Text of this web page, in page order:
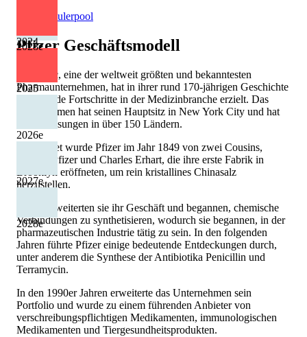
2028e
2024
2025
2026e
2027e
2028e
Quelle: Eulerpool
Pfizer Geschäftsmodell
Pfizer Inc, eine der weltweit größten und bekanntesten
Pharmaunternehmen, hat in ihrer rund 170-jährigen Geschichte
bedeutende Fortschritte in der Medizinbranche erzielt. Das
Unternehmen hat seinen Hauptsitz in New York City und hat
Niederlassungen in über 150 Ländern.
Gegründet wurde Pfizer im Jahr 1849 von zwei Cousins,
Charles Pfizer und Charles Erhart, die ihre erste Fabrik in
Brooklyn eröffneten, um rein kristallines Chinasalz
herzustellen.
Später erweiterten sie ihr Geschäft und begannen, chemische
Verbindungen zu synthetisieren, wodurch sie begannen, in der
pharmazeutischen Industrie tätig zu sein. In den folgenden
Jahren führte Pfizer einige bedeutende Entdeckungen durch,
unter anderem die Synthese der Antibiotika Penicillin und
Terramycin.
In den 1990er Jahren erweiterte das Unternehmen sein
Portfolio und wurde zu einem führenden Anbieter von
verschreibungspflichtigen Medikamenten, immunologischen
Medikamenten und Tiergesundheitsprodukten.